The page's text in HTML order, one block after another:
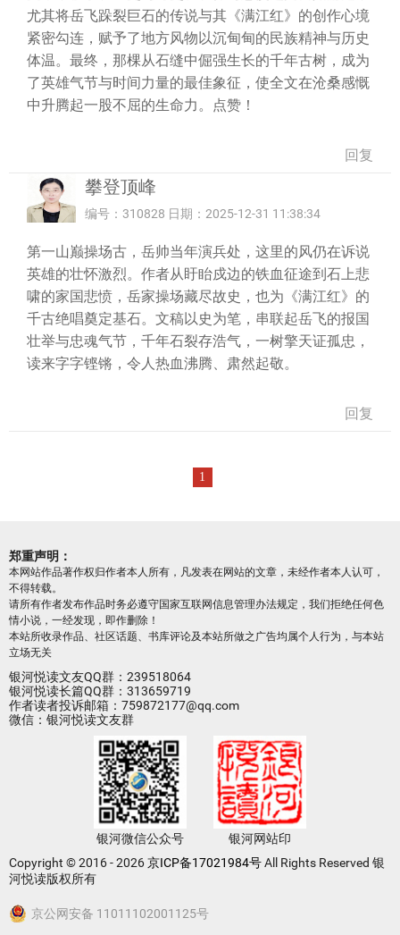
尤其将岳飞跺裂巨石的传说与其《满江红》的创作心境
紧密勾连，赋予了地方风物以沉甸甸的民族精神与历史
体温。最终，那棵从石缝中倔强生长的千年古树，成为
了英雄气节与时间力量的最佳象征，使全文在沧桑感慨
中升腾起一股不屈的生命力。点赞！
回复
攀登顶峰
编号：310828 日期：2025-12-31 11:38:34
第一山巅操场古，岳帅当年演兵处，这里的风仍在诉说
英雄的壮怀激烈。作者从盱眙戍边的铁血征途到石上悲
啸的家国悲愤，岳家操场藏尽故史，也为《满江红》的
千古绝唱奠定基石。文稿以史为笔，串联起岳飞的报国
壮举与忠魂气节，千年石裂存浩气，一树擎天证孤忠，
读来字字铿锵，令人热血沸腾、肃然起敬。
回复
1
郑重声明：
本网站作品著作权归作者本人所有，凡发表在网站的文章，未经作者本人认可，
不得转载。
请所有作者发布作品时务必遵守国家互联网信息管理办法规定，我们拒绝任何色
情小说，一经发现，即作删除！
本站所收录作品、社区话题、书库评论及本站所做之广告均属个人行为，与本站
立场无关
银河悦读文友QQ群：239518064
银河悦读长篇QQ群：313659719
作者读者投诉邮箱：759872177@qq.com
微信：银河悦读文友群
银河微信公众号
银河网站印
Copyright © 2016 - 2026京ICP备17021984号All Rights Reserved 银
河悦读版权所有
京公网安备 11011102001125号